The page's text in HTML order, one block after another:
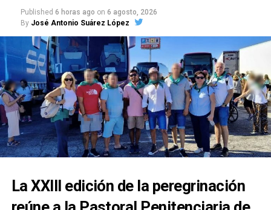
Published 6 horas ago on 6 agosto, 2026
By José Antonio Suárez López
La XXIII edición de la peregrinación